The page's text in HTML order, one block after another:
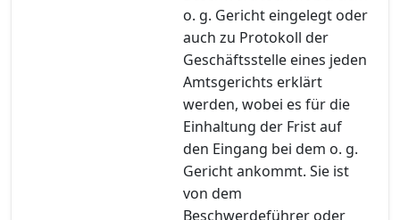
o. g. Gericht eingelegt oder
auch zu Protokoll der
Geschäftsstelle eines jeden
Amtsgerichts erklärt
werden, wobei es für die
Einhaltung der Frist auf
den Eingang bei dem o. g.
Gericht ankommt. Sie ist
von dem
Beschwerdeführer oder